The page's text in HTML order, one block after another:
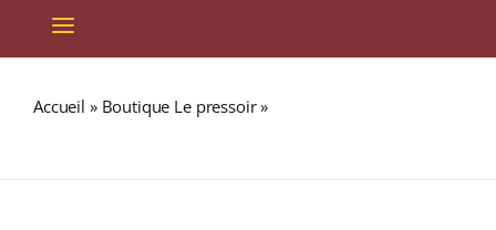
Toggle
Navigation
SPIRITUEUX
Accueil » Boutique Le pressoir»